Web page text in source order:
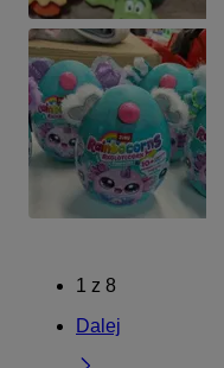
1 z 8
Dalej